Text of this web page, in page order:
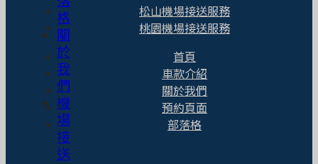
格
關
於
我
們
機
場
接
送
松山機場接送服務
桃園機場接送服務
首頁
車款介紹
關於我們
預約頁面
部落格